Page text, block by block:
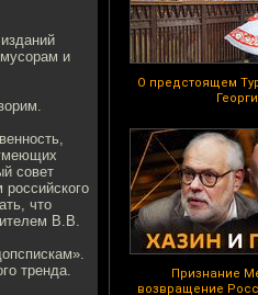
О предстоящем
Признание
возвращение
и
совет
что
В.В.
тренда.